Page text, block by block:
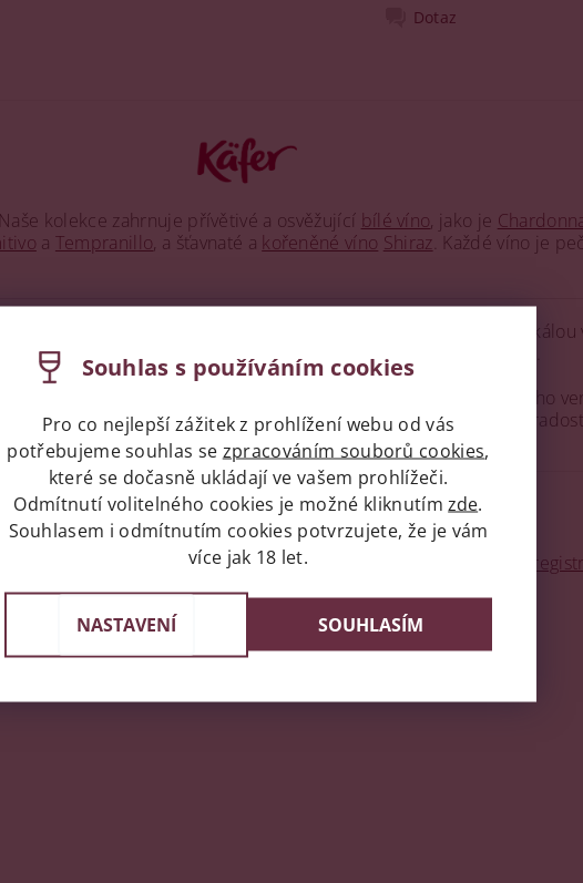
Dotaz
kolekce zahrnuje přívětivé a osvěžující bílé víno, jako je
a Tempranillo, a šťavnaté a kořeněné víno Shiraz . Každé víno je
Využijte naši akci 4+2 zdarma a nechte se unést širokou
až 36%, která vám umožní si užít skvělé víno po dlouhou dobu.
italská vína, která vás přenesou do slunného prostředí italského
sivíno Käfera dopřejte si výjimečný okamžik plný chutí a
příspěvek k této položce.
uživatelé mohou vkládat příspěvky. Prosím
Souhlas s používáním cookies
Pro co nejlepší zážitek z prohlížení webu od vás
potřebujeme souhlas se zpracováním souborů cookies,
které se dočasně ukládají ve vašem prohlížeči.
Odmítnutí volitelného cookies je možné kliknutím zde.
Souhlasem i odmítnutím cookies potvrzujete, že je vám
více jak 18 let.
NASTAVENÍ SOUHLASÍM